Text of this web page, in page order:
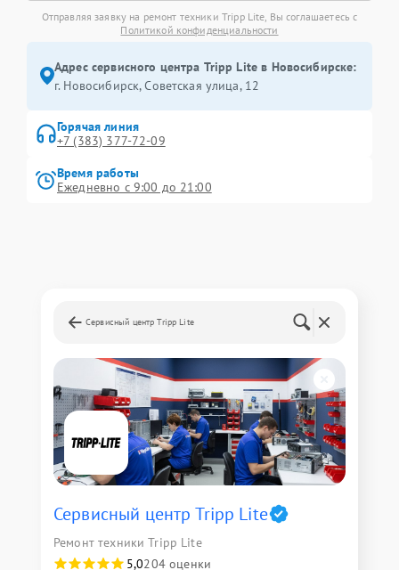
Отправляя заявку на ремонт техники Tripp Lite, Вы соглашаетесь с
Политикой конфиденциальности
Адрес сервисного центра Tripp Lite в Новосибирске:
г. Новосибирск, Советская улица, 12
Горячая линия
+7 (383) 377-72-09
Время работы
Ежедневно с 9:00 до 21:00
Сервисный центр Tripp Lite
Сервисный центр Tripp Lite
Ремонт техники Tripp Lite
5,0204 оценки